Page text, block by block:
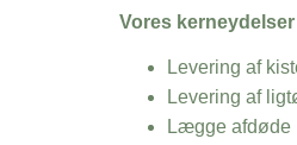
Vores
Levering af
Levering af
Lægge afdøde